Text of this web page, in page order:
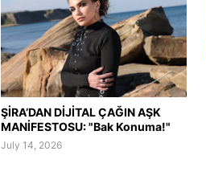
ŞİRA’DAN DİJİTAL ÇAĞIN AŞK
MANİFESTOSU: "Bak Konuma!"
July 14, 2026